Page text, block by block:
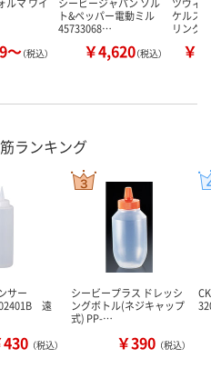
ルマ ワイ
～（税込）
シービージャパン ソル
ト&ペッパー電動ミル
45733068…
￥4,620（税込）
ツヴィ
ケルス
リング
￥
ランキング
サー
遠
430 （税込）
シービープラス ドレッシ
ングボトル(ネジキャップ
式) PP-…
￥390 （税込）